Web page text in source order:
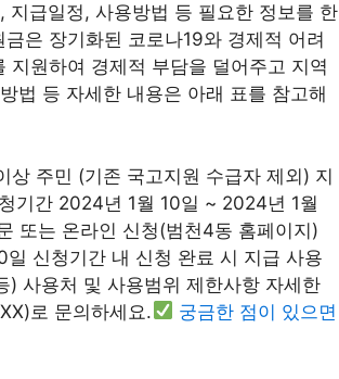
급일정, 사용방법 등 필요한 정보를 한
은 장기화된 코로나19와 경제적 어려
원하여 경제적 부담을 덜어주고 지역
법 등 자세한 내용은 아래 표를 참고해
주민 (기존 국고지원 수급자 제외) 지
기간 2024년 1월 10일 ~ 2024년 1월
또는 온라인 신청(범천4동 홈페이지)
신청기간 내 신청 완료 시 지급 사용
사용처 및 사용범위 제한사항 자세한
로 문의하세요.
궁금한 점이 있으면